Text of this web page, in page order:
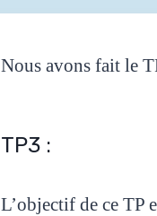
Nous avons fait le
TP3 :
L’objectif de ce TP